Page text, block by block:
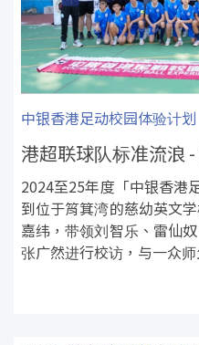
中银香港足动校园体验计划
港超联球队标准流浪
2024至25年度「中银香港
到位于筲箕湾的慈幼英文
嘉纬，带领刘智乐、雷仙
张广然进行校访，与一众